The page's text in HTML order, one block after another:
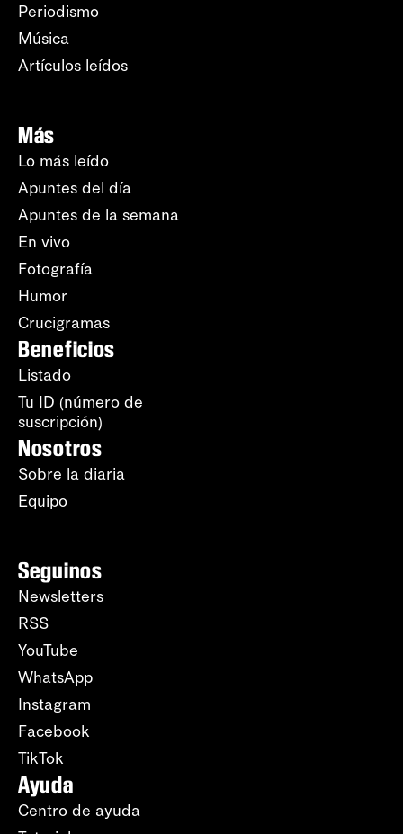
Periodismo
Música
Artículos leídos
Más
Lo más leído
Apuntes del día
Apuntes de la semana
En vivo
Fotografía
Humor
Crucigramas
Beneficios
Listado
Tu ID (número de
suscripción)
Nosotros
Sobre la diaria
Equipo
Seguinos
Newsletters
RSS
YouTube
WhatsApp
Instagram
Facebook
TikTok
Ayuda
Centro de ayuda